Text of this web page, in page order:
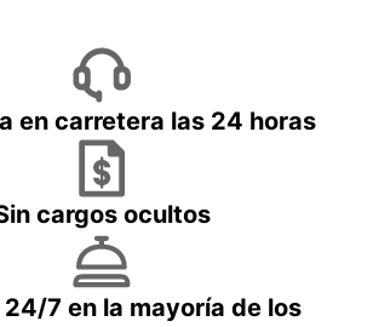
en carretera las 24 horas
cargos ocultos
7 en la mayoría de los